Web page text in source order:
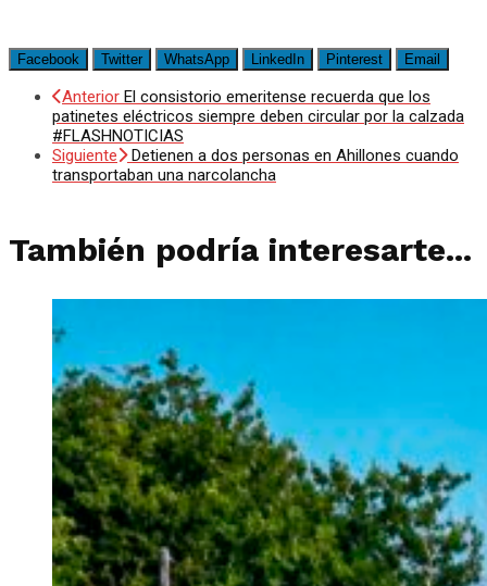
Facebook Twitter WhatsApp LinkedIn Pinterest Email
Anterior El consistorio emeritense recuerda que los
patinetes eléctricos siempre deben circular por la calzada
#FLASHNOTICIAS
Siguiente
Detienen a dos personas en Ahillones cuando
transportaban una narcolancha
También podría interesarte...